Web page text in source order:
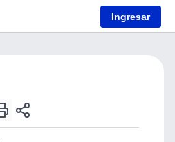
Ingresar